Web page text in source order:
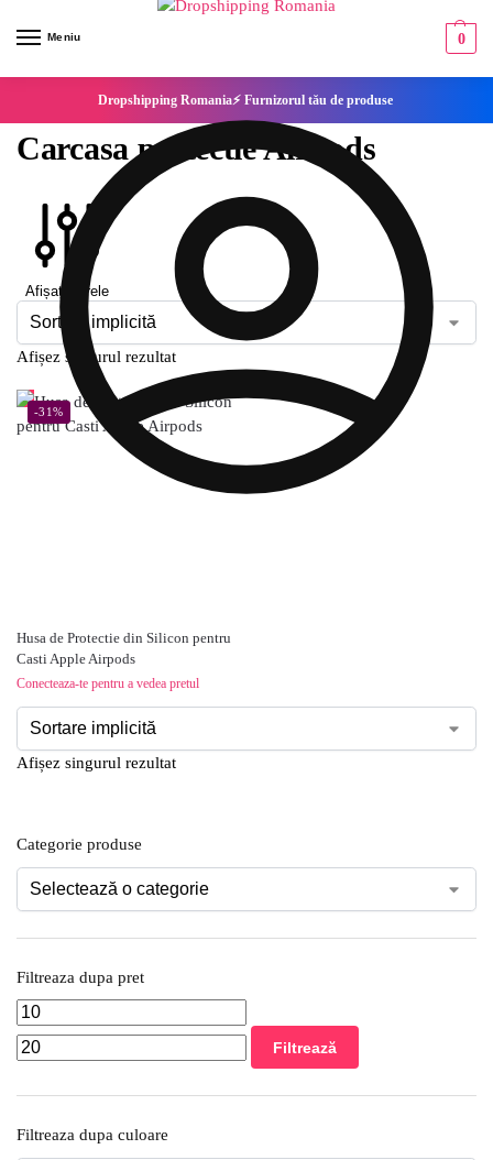
Meniu 0
Dropshipping Romania⚡ Furnizorul tău de produse
Carcasa protectie AirPods
Afișați filtrele
Afișez singurul rezultat
-31%
Husa de Protectie din Silicon pentru
Casti Apple Airpods
Conecteaza-te pentru a vedea pretul
Afișez singurul rezultat
Categorie produse
Filtreaza dupa pret
Filtrează
Filtreaza dupa culoare